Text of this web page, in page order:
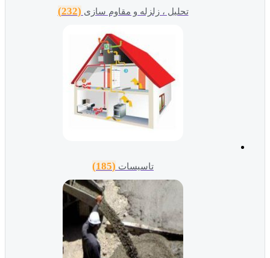
تحلیل ، زلزله و مقاوم سازی (232)
تاسیسات (185)